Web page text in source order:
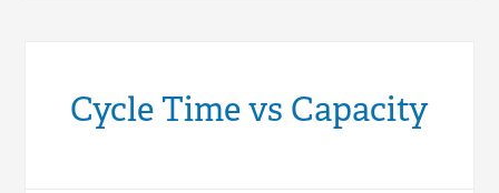
Cycle Time vs Capacity